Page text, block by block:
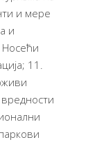
и мере
и
11.